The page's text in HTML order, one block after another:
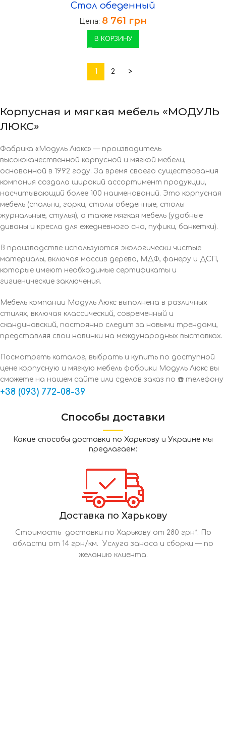
Стол обеденный
Цена: 8 761 грн
В КОРЗИНУ
1 2 >
Корпусная и мягкая мебель «МОДУЛЬ
ЛЮКС»
Фабрика «Модуль Люкс» — производитель
высококачественной корпусной и мягкой мебели,
основанной в 1992 году. За время своего существования
компания создала широкий ассортимент продукции,
насчитывающий более 100 наименований. Это корпусная
мебель (спальни, горки, столы обеденные, столы
журнальные, стулья), а также мягкая мебель (удобные
диваны и кресла для ежедневного сна, пуфики, банкетки).
В производстве используются экологически чистые
материалы, включая массив дерева, МДФ, фанеру и ДСП,
которые имеют необходимые сертификаты и
гигиенические заключения.
Мебель компании Модуль Люкс выполнена в различных
стилях, включая классический, современный и
скандинавский, постоянно следит за новыми трендами,
представляя свои новинки на международных выставках.
Посмотреть каталог, выбрать и купить по доступной
цене корпусную и мягкую мебель фабрики Модуль Люкс вы
сможете на нашем сайте или сделав заказ по ☎️ телефону
+38 (093) 772-08-39
Способы доставки
Какие способы доставки по Харькову и Украине мы
предлагаем:
Доставка по Харькову
Стоимость доставки по Харькову от 280 грн*. По
области от 14 грн/км. Услуга заноса и сборки — по
желанию клиента.